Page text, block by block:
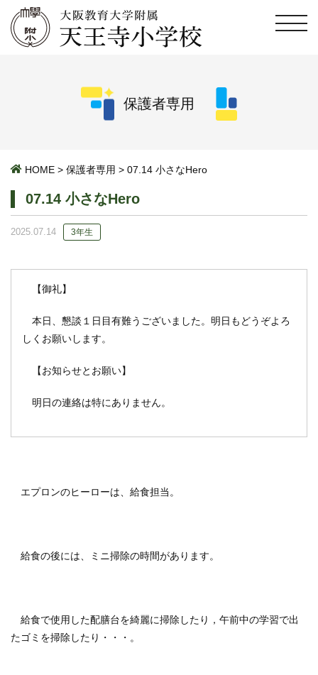
保護者専用
HOME > 保護者専用 > 07.14 小さなHero
07.14 小さなHero
2025.07.14 3年生
【御礼】
本日、懇談１日目有難うございました。明日もどうぞよろ
しくお願いします。
【お知らせとお願い】
明日の連絡は特にありません。
エプロンのヒーローは、給食担当。
給食の後には、ミニ掃除の時間があります。
給食で使用した配膳台を綺麗に掃除したり，午前中の学習で出
たゴミを掃除したり・・・。